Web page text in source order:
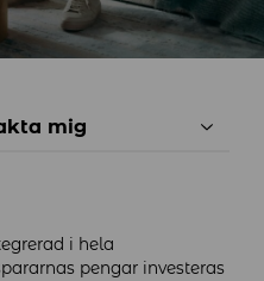
mig
i hela
pengar investeras